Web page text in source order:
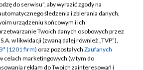
TVP
TVP
Regulamin TVP
prywatności
Moje zgody
do serwisu", aby wyrazić zgody na
śledzenia i zbierania danych,
urządzeniu końcowym i ich
Twoich danych osobowych przez
w likwidacji (zwaną dalej również „TVP”),
(1201 firm) oraz pozostałych Zaufanych
celach marketingowych (w tym do
reklam do Twoich zainteresowań i